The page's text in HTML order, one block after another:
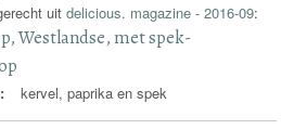
uitdelicious. magazine - 2016-09:
Westlandse, met spek-
kervel, paprika en spek